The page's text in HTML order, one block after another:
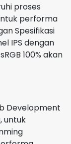
proses
performa
Spesifikasi
IPS dengan
100% akan
Development
untuk